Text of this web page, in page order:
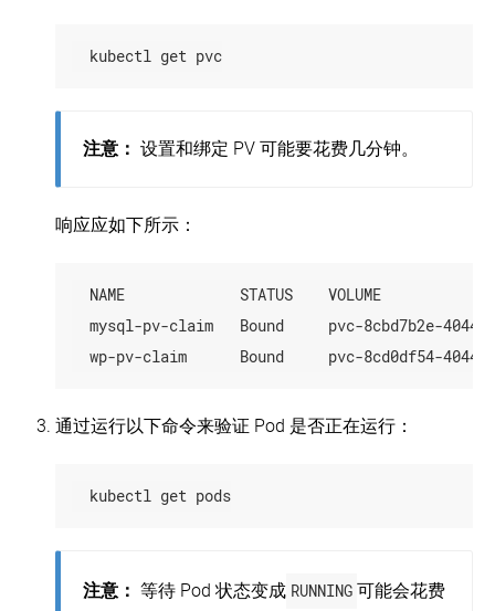
  kubectl get pvc
注意： 设置和绑定 PV 可能要花费几分钟。
响应应如下所示：
NAME             STATUS    VOLUME
mysql-pv-claim   Bound     pvc-8cbd7b2e-
wp-pv-claim      Bound     pvc-8cd0df54-
通过运行以下命令来验证 Pod 是否正在运行：
  kubectl get pods
注意： 等待 Pod 状态变成 RUNNING 可能会花费